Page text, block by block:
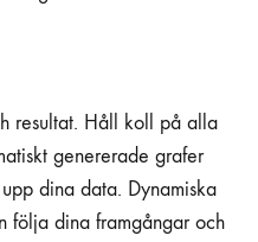
resultat. Håll koll på alla
genererade grafer
dina data. Dynamiska
följa dina framgångar och